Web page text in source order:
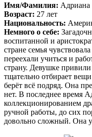
Имя/Фамилия: Адриана
Возраст: 27 лет
Национальность:
Немного о себе:
воспитанной и
стране семья
переехали учиться и
страну. Девушке
тщательно отбирает
берёт всё подряд. Она
нет. В последнее время
коллекционированием
ручной работы, до сих
довольно сложный. Она